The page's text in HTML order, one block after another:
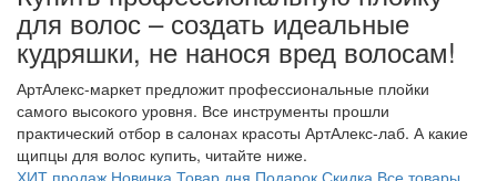
для волос – создать идеальные
кудряшки, не нанося вред волосам!
АртАлекс-маркет предложит профессиональные плойки
самого высокого уровня. Все инструменты прошли
практический отбор в салонах красоты АртАлекс-лаб. А какие
щипцы для волос купить, читайте ниже.
ХИТ продаж Новинка Товар дня Подарок Скидка Все товары